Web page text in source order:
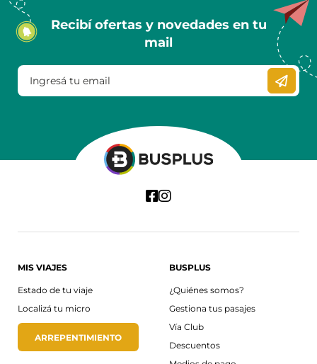
Recibí ofertas y novedades en tu
mail
MIS VIAJES
Estado de tu viaje
Localizá tu micro
ARREPENTIMIENTO
BUSPLUS
¿Quiénes somos?
Gestiona tus pasajes
Vía Club
Descuentos